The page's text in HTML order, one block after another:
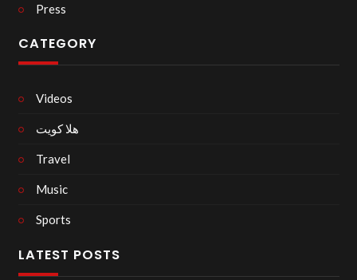
Press
CATEGORY
Videos
هلا كويت
Travel
Music
Sports
LATEST POSTS